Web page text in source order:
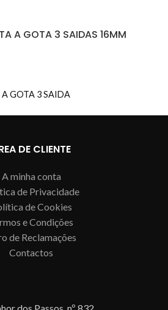
A GOTA 3 SAIDAS 16MM
GOTA 3 SAIDA
DE CLIENTE
A minha conta
de Privacidade
de Cookies
e Condições
de Reclamações
Contactos